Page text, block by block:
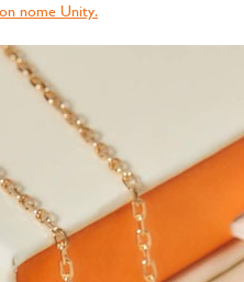
nome Unity.